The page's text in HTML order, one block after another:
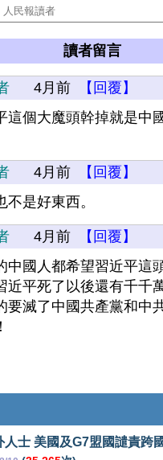
讀者留言
4月前
【回覆】
這個大魔頭幹掉就是中
4月前
【回覆】
不是好東西。
4月前
【回覆】
中國人都希望習近平這
近平死了以後還有千千
要滅了中國共產黨和中
人士 美國及G7盟國譴責跨